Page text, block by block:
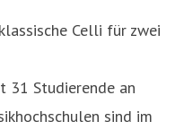
Celli für zwei
31 Studierende an
sind im